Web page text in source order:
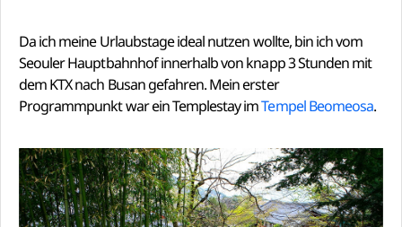
Da ich meine Urlaubstage ideal nutzen wollte, bin ich vom
Seouler Hauptbahnhof innerhalb von knapp 3 Stunden mit
dem KTX nach Busan gefahren. Mein erster
Programmpunkt war ein Templestay imTempel Beomeosa.